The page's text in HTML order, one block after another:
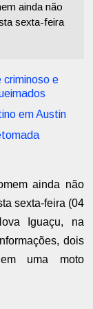
ainda não
sexta-feira
criminoso e
em Austin
ainda não
sexta-feira (04
Iguaçu, na
dois
uma moto